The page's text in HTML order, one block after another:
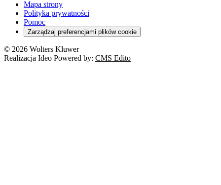
Cło
Deregulacja
Cyberbezpieczeństwo
Franczyza
Prawo autorskie
Turystyka
Orzeczenia
RODO
Mapa strony
Polityka prywatności
Pomoc
Zarządzaj preferencjami plików cookie
© 2026 Wolters Kluwer
Realizacja Ideo Powered by: CMS Edito